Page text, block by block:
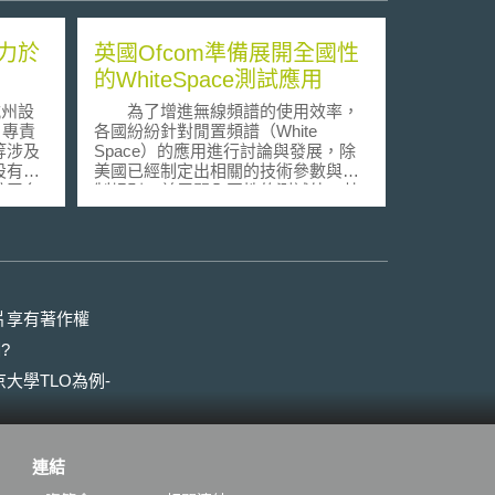
於
設
責
涉及
有
台
交起
於審
為證
律
的數
於整
院將
據保
據
英國Ofcom準備展開全國性
的WhiteSpace測試應用
為了增進無線頻譜的使用效率，
各國紛紛針對閒置頻譜（White
Space）的應用進行討論與發展，除
美國已經制定出相關的技術參數與管
制規則，並展開全國性的測試外，英
國也在多次的公開諮詢與規則修訂
留的空白區塊（以電視頻道為例，為
了避免訊號互相干擾，故於頻道1與頻
白。）由於無線通訊技術的提升，可
置的頻譜區塊進行利用。 由於閒
享有著作權
大學TLO為例-
連結